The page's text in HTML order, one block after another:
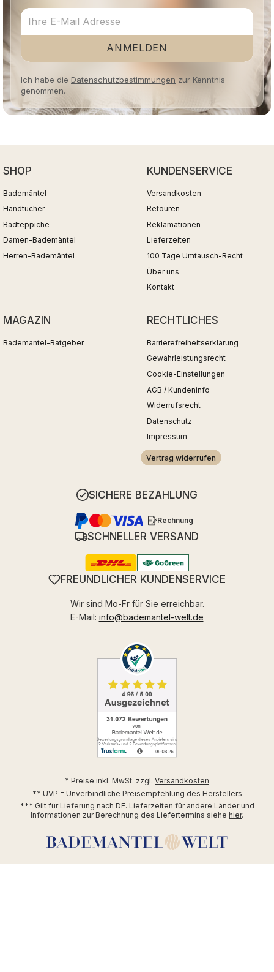
ANMELDEN
Ich habe die Datenschutzbestimmungen zur Kenntnis
genommen.
SHOP
Bademäntel
Handtücher
Badteppiche
Damen-Bademäntel
Herren-Bademäntel
KUNDENSERVICE
Versandkosten
Retouren
Reklamationen
Lieferzeiten
100 Tage Umtausch-Recht
Über uns
Kontakt
MAGAZIN
Bademantel-Ratgeber
RECHTLICHES
Barrierefreiheitserklärung
Gewährleistungsrecht
Cookie-Einstellungen
AGB / Kundeninfo
Widerrufsrecht
Datenschutz
Impressum
Vertrag widerrufen
SICHERE BEZAHLUNG
Rechnung
SCHNELLER VERSAND
FREUNDLICHER KUNDENSERVICE
Wir sind Mo-Fr für Sie erreichbar.
E-Mail: info@bademantel-welt.de
* Preise inkl. MwSt. zzgl. Versandkosten
** UVP = Unverbindliche Preisempfehlung des Herstellers
*** Gilt für Lieferung nach DE. Lieferzeiten für andere Länder und
Informationen zur Berechnung des Liefertermins siehe hier.